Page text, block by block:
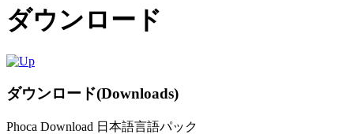
ダウンロード
ダウンロード(Downloads)
Phoca Download 日本語言語パック